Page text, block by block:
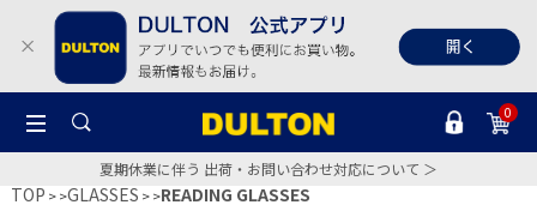
0
夏期休業に伴う 出荷・お問い合わせ対応について ＞
TOP >GLASSES >READING GLASSES